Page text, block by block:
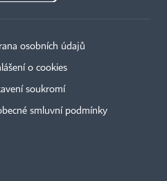
osobních údajů
o cookies
soukromí
smluvní podmínky